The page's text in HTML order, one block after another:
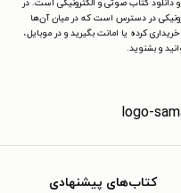
دانلود کتاب صوتی و الکترونیکی است. در
در دسترس است که در میان آن‌ها
کرده یا امانت بگیرید و در موبایل،
و بشنوید.
کتاب‌های پیشنهادی